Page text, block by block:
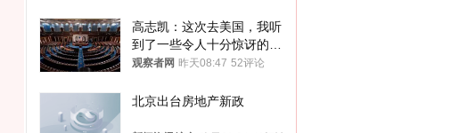
高志凯：这次去美国，我听
到了一些令人十分惊讶的消
息
观察者网 昨天08:47 52评论
北京出台房地产新政